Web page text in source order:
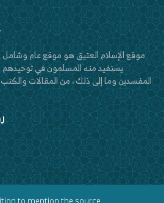
يستفيد منه المسلمون في
المفسدين وما إلى ذلك ، من المقالات والكتب